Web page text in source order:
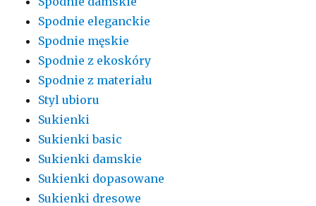
Spodnie eleganckie
Spodnie męskie
Spodnie z ekoskóry
Spodnie z materiału
Styl ubioru
Sukienki
Sukienki basic
Sukienki damskie
Sukienki dopasowane
Sukienki dresowe